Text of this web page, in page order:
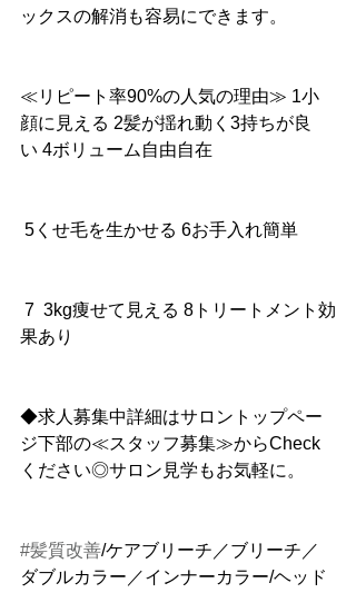
ックスの解消も容易にできます。
≪リピート率90%の人気の理由≫ 1小
顔に見える 2髪が揺れ動く3持ちが良
い 4ボリューム自由自在
5くせ毛を生かせる 6お手入れ簡単
7  3kg痩せて見える 8トリートメント効
果あり
◆求人募集中詳細はサロントップペー
ジ下部の≪スタッフ募集≫からCheck
ください◎サロン見学もお気軽に。
#髪質改善/ケアブリーチ／ブリーチ／
ダブルカラー／インナーカラー/ヘッド